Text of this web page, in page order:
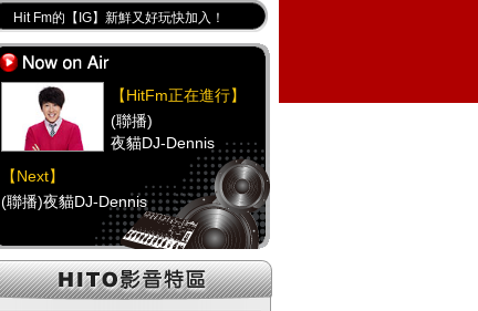
Hit Fm的【IG】新鮮又好玩快加入！
Hit Fm【FB臉書粉絲團】等你加入！
最專業《DJ推薦》好音樂千萬別錯過！
好康報報 最新優惠訊息都在這！
【HitFm正在進行】
(聯播)
夜貓DJ-Dennis
【Next】
(聯播)夜貓DJ-Dennis
【HitFm正在進行】
(聯播)